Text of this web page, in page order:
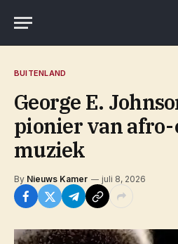
BUITENLAND
George E.
pionier van afro-
muziek
By Nieuws Kamer juli 8, 2026